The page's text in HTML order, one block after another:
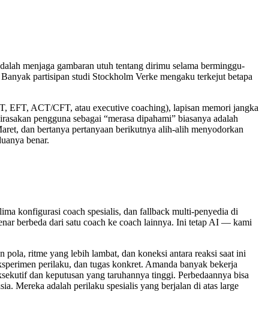
menjaga gambaran utuh tentang dirimu selama berminggu-
partisipan studi Stockholm Verke mengaku terkejut betapa
EFT, ACT/CFT, atau executive coaching), lapisan memori jangka
pengguna sebagai “merasa dipahami” biasanya adalah
dan bertanya pertanyaan berikutnya alih-alih menyodorkan
benar.
konfigurasi coach spesialis, dan fallback multi-penyedia di
berbeda dari satu coach ke coach lainnya. Ini tetap AI — kami
ritme yang lebih lambat, dan koneksi antara reaksi saat ini
perilaku, dan tugas konkret. Amanda banyak bekerja
dan keputusan yang taruhannya tinggi. Perbedaannya bisa
Mereka adalah perilaku spesialis yang berjalan di atas large